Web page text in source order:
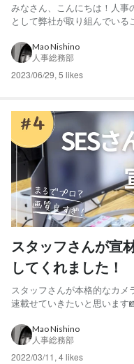
みなさん、こんにちは！人事
として弊社が取り組んでい
る チーム作りを行う前に、ま
会社"のこと。 ということで
Mao Nishino
人事総務部
2023/06/29, 5 likes
スタッフさんが宣
してくれました！
スタッフさんが本格的なカ
速載せていきたいと思います📸 弊社オフィスが入っているKOIL🌱
も徒歩1分圏内！） 冬の時期になると、夜は綺麗なイルミネーションも
💡 こんなに素晴らしい景観の
Mao Nishino
人事総務部
2022/03/11 , 4 likes